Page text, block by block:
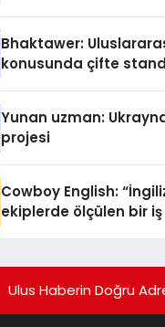
Bhaktawer:
konusunda çifte
Yunan uzman:
projesi
Cowboy English:
ekiplerde ölçülen bir
Ulus Haberin Doğru